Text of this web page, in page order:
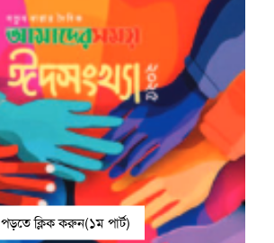
পড়তে ক্লিক করুন(১ম পার্ট)